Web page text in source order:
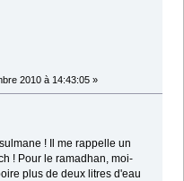
2010 à 14:43:05 »
! Il me rappelle un
! Pour le ramadhan, moi-
plus de deux litres d'eau